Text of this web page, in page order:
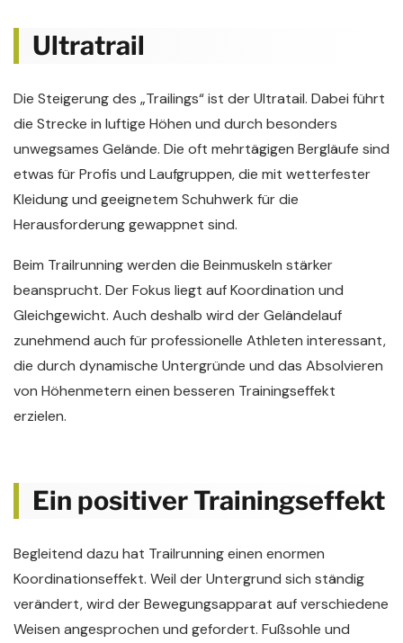
Ultratrail
Die Steigerung des „Trailings“ ist der Ultratail. Dabei führt
die Strecke in luftige Höhen und durch besonders
unwegsames Gelände. Die oft mehrtägigen Bergläufe sind
etwas für Profis und Laufgruppen, die mit wetterfester
Kleidung und geeignetem Schuhwerk für die
Herausforderung gewappnet sind.
Beim Trailrunning werden die Beinmuskeln stärker
beansprucht. Der Fokus liegt auf Koordination und
Gleichgewicht. Auch deshalb wird der Geländelauf
zunehmend auch für professionelle Athleten interessant,
die durch dynamische Untergründe und das Absolvieren
von Höhenmetern einen besseren Trainingseffekt
erzielen.
Ein positiver Trainingseffekt
Begleitend dazu hat Trailrunning einen enormen
Koordinationseffekt. Weil der Untergrund sich ständig
verändert, wird der Bewegungsapparat auf verschiedene
Weisen angesprochen und gefordert. Fußsohle und